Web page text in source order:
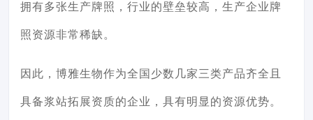
拥有多张生产牌照，行业的壁垒较高，生产企业牌
照资源非常稀缺。
因此，博雅生物作为全国少数几家三类产品齐全且
具备浆站拓展资质的企业，具有明显的资源优势。